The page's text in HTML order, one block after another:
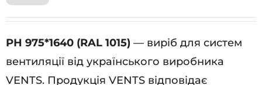
РН 975*1640 (RAL 1015) — виріб для систем
вентиляції від українського виробника
VENTS. Продукція VENTS відповідає